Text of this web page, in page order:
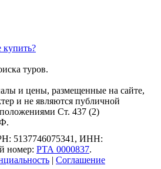
купить?
туров.
и цены, размещенные на сайте,
и не являются публичной
Ст. 437 (2)
5137746075341, ИНН:
номер: РТА 0000837.
| Соглашение